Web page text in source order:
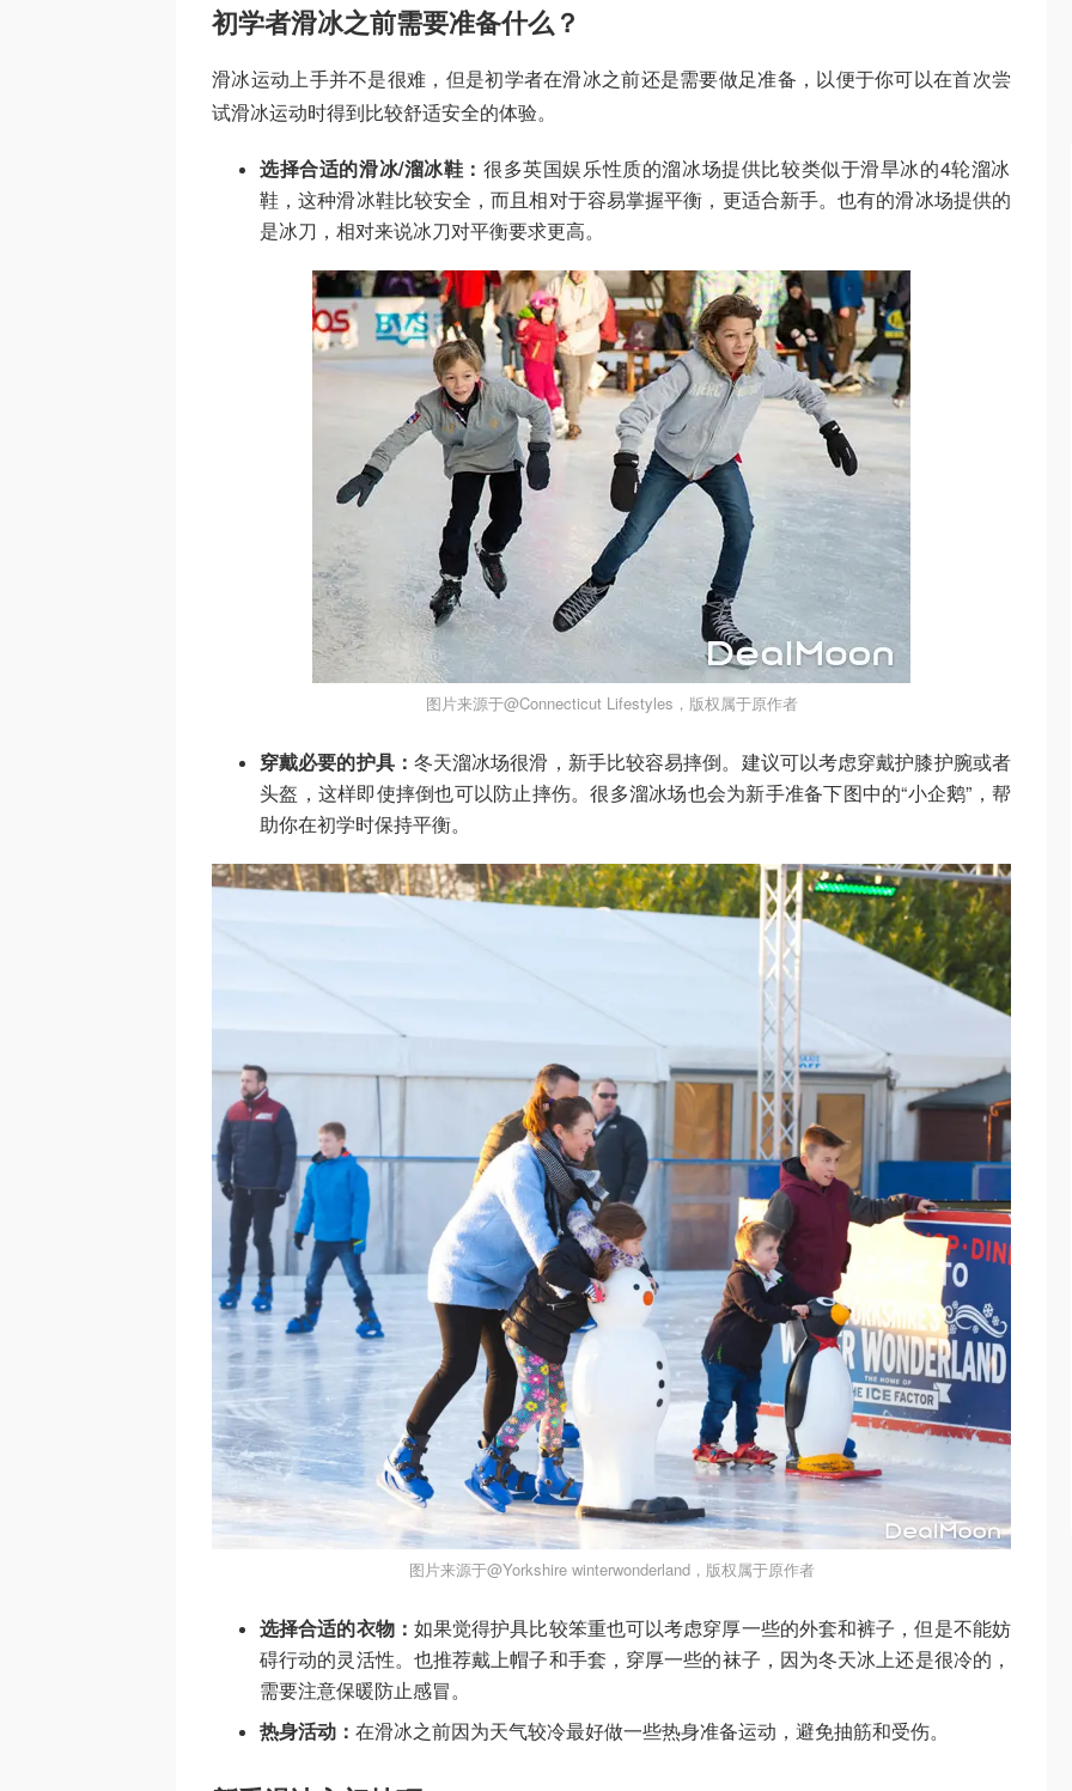
初学者滑冰之前需要准备什么？
滑冰运动上手并不是很难，但是初学者在滑冰之前还是需要做足准备，以便于你可以在首次尝
试滑冰运动时得到比较舒适安全的体验。
选择合适的滑冰/溜冰鞋：很多英国娱乐性质的溜冰场提供比较类似于滑旱冰的4轮溜冰
鞋，这种滑冰鞋比较安全，而且相对于容易掌握平衡，更适合新手。也有的滑冰场提供的
是冰刀，相对来说冰刀对平衡要求更高。
图片来源于@Connecticut Lifestyles，版权属于原作者
穿戴必要的护具： 冬天溜冰场很滑，新手比较容易摔倒。建议可以考虑穿戴护膝护腕或者
头盔，这样即使摔倒也可以防止摔伤。很多溜冰场也会为新手准备下图中的“小企鹅”，帮
助你在初学时保持平衡。
图片来源于@Yorkshire winterwonderland，版权属于原作者
选择合适的衣物： 如果觉得护具比较笨重也可以考虑穿厚一些的外套和裤子，但是不能妨
碍行动的灵活性。也推荐戴上帽子和手套，穿厚一些的袜子，因为冬天冰上还是很冷的，
需要注意保暖防止感冒。
热身活动： 在滑冰之前因为天气较冷最好做一些热身准备运动，避免抽筋和受伤。